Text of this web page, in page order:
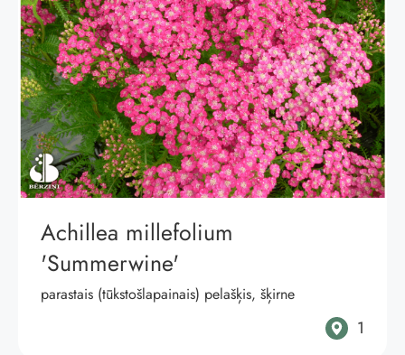
Achillea millefolium
'Summerwine'
parastais (tūkstošlapainais) pelašķis, šķirne
1